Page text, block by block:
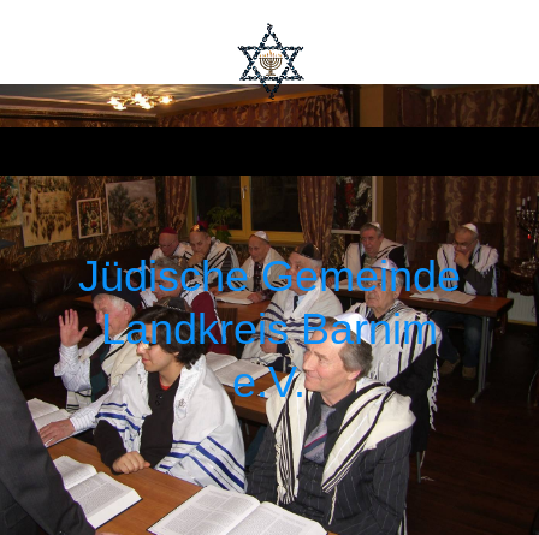
Jüdische Gemeinde
Landkreis Barnim
e.V.